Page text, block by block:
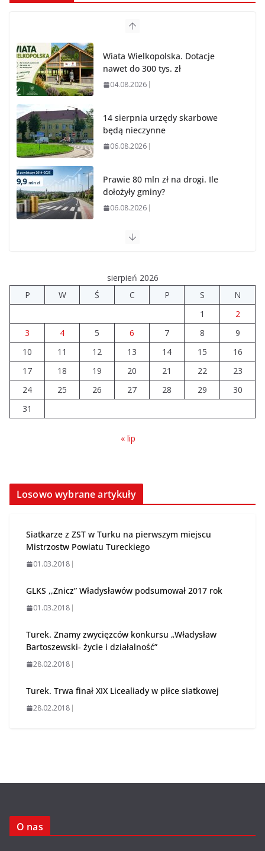
Wiata Wielkopolska. Dotacje
nawet do 300 tys. zł
04.08.2026
14 sierpnia urzędy skarbowe
będą nieczynne
06.08.2026
Prawie 80 mln zł na drogi. Ile
dołożyły gminy?
06.08.2026
Szkoła we Władysławowie
Prawie 20 tys. zł dla dyrektora
szpitala. Podwyżka mimo
finansowych problemów
04.08.2026
Upały groźne dla zwierząt.
Weterynaria apeluje
sierpień 2026
P
W Ś C P S
N
1
2
3
4 5 6 7 8
9
10
11 12 13 14 15
16
17
18 19 20 21 22
23
24
25 26 27 28 29
30
31
« lip
Losowo wybrane artykuły
Siatkarze z ZST w Turku na pierwszym miejscu
Mistrzostw Powiatu Tureckiego
01.03.2018
GLKS ,,Znicz” Władysławów podsumował 2017 rok
01.03.2018
Turek. Znamy zwycięzców konkursu „Władysław
Bartoszewski- życie i działalność”
28.02.2018
Turek. Trwa finał XIX Licealiady w piłce siatkowej
28.02.2018
O nas